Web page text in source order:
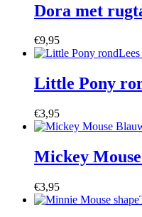
Dora met
€9,95
Little Pony
€3,95
Mickey
€3,95